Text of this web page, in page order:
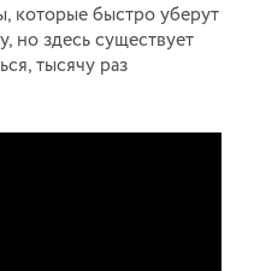
которые быстро уберут
но здесь существует
тысячу раз